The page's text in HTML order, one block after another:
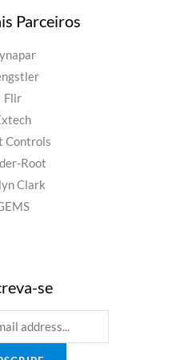
Parceiros
Flir
Controls
Root
Clark
se